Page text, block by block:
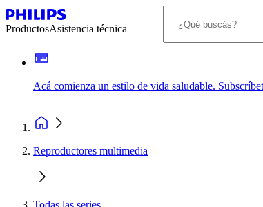
ProductosAsistencia técnica
Acá comienza un estilo de vida saludable.
Reproductores multimedia
Todas las series